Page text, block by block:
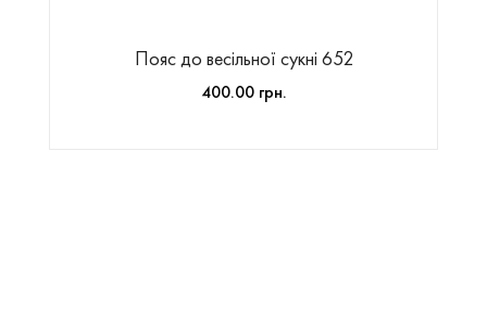
Пояс до весільної сукні 652
400.00 грн.